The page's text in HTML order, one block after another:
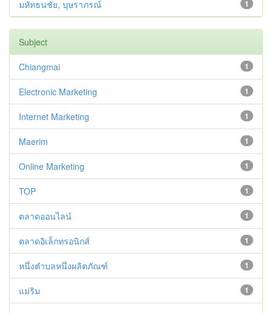
1
มหัทธนชัย, บุษราภรณ์
Subject
1
Chiangmai
1
Electronic Marketing
1
Internet Marketing
1
Maerim
1
Online Marketing
1
TOP
1
ตลาดออนไลน์
1
ตลาดอิเล็กทรอนิกส์
1
หนึ่งตำบลหนึ่งผลิตภัณฑ์
1
แม่ริม